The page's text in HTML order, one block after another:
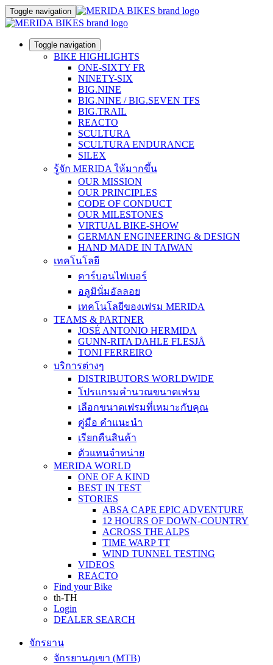
Toggle navigation
Toggle navigation
BIKE HIGHLIGHTS
ONE-SIXTY FR
NINETY-SIX
BIG.NINE
BIG.NINE / BIG.SEVEN TFS
BIG.TRAIL
REACTO
SCULTURA
SCULTURA ENDURANCE
SILEX
รู้จัก MERIDA ให้มากขึ้น
OUR MISSION
OUR PRINCIPLES
CODE OF CONDUCT
OUR MILESTONES
VIRTUAL BIKE-SHOW
GERMAN ENGINEERING & DESIGN
HAND MADE IN TAIWAN
เทคโนโลยี
คาร์บอนไฟเบอร์
อลูมินั่มอัลลอย
เทคโนโลยีของเฟรม MERIDA
TEAMS & PARTNER
JOSÉ ANTONIO HERMIDA
GUNN-RITA DAHLE FLESJÅ
TONI FERREIRO
บริการต่างๆ
DISTRIBUTORS WORLDWIDE
โปรแกรมคำนวณขนาดเฟรม
เลือกขนาดเฟรมที่เหมาะกับคุณ
คู่มือ คำแนะนำ
เรียกคืนสินค้า
ตัวแทนจำหน่าย
MERIDA WORLD
ONE OF A KIND
BEST IN TEST
STORIES
ABSA CAPE EPIC ADVENTURE
12 HOURS OF DOWN-COUNTRY
ACROSS THE ALPS
TIME WARP TT
WIND TUNNEL TESTING
VIDEOS
REACTO
Find your Bike
th-TH
Login
DEALER SEARCH
จักรยาน
จักรยานภูเขา (MTB)